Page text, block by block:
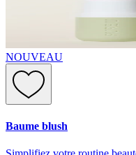
NOUVEAU
Baume blush